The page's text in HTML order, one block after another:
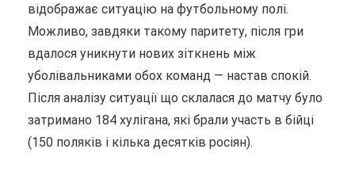
відображає ситуацію на футбольному полі.
Можливо, завдяки такому паритету, після гри
вдалося уникнути нових зіткнень між
уболівальниками обох команд — настав спокій.
Після аналізу ситуації що склалася до матчу було
затримано 184 хулігана, які брали участь в бійці
(150 поляків і кілька десятків росіян).